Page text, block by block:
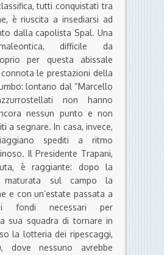
tutti conquistati tra
è riuscita a insediarsi ad
dalla capolista Spal. Una
difficile da
per questa abissale
le prestazioni della
lontano dal “Marcello
non hanno
nessun punto e non
a segnare. In casa, invece,
spediti a ritmo
Il Presidente Trapani,
è raggiante: dopo la
maturata sul campo la
e con un’estate passata a
fondi necessari per
sua squadra di tornare in
la lotteria dei ripescaggi,
dove nessuno avrebbe